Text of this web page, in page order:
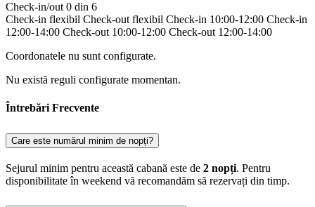
Check-in/out 0 din 6
Check-in flexibil Check-out flexibil Check-in 10:00-12:00 Check-in
12:00-14:00 Check-out 10:00-12:00 Check-out 12:00-14:00
Coordonatele nu sunt configurate.
Nu există reguli configurate momentan.
Întrebări Frecvente
Care este numărul minim de nopți?
Sejurul minim pentru această cabană este de 2 nopți. Pentru
disponibilitate în weekend vă recomandăm să rezervați din timp.